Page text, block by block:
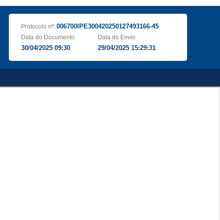
Protocolo nº: 006700IPE300420250127493166-45
Data do Documento
30/04/2025 09:30
Data do Envio
29/04/2025 15:29:31